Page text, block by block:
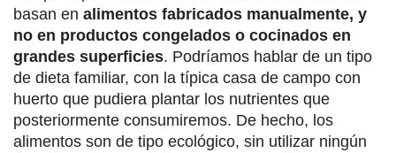
basan en alimentos fabricados manualmente, y
no en productos congelados o cocinados en
grandes superficies. Podríamos hablar de un tipo
de dieta familiar, con la típica casa de campo con
huerto que pudiera plantar los nutrientes que
posteriormente consumiremos. De hecho, los
alimentos son de tipo ecológico, sin utilizar ningún